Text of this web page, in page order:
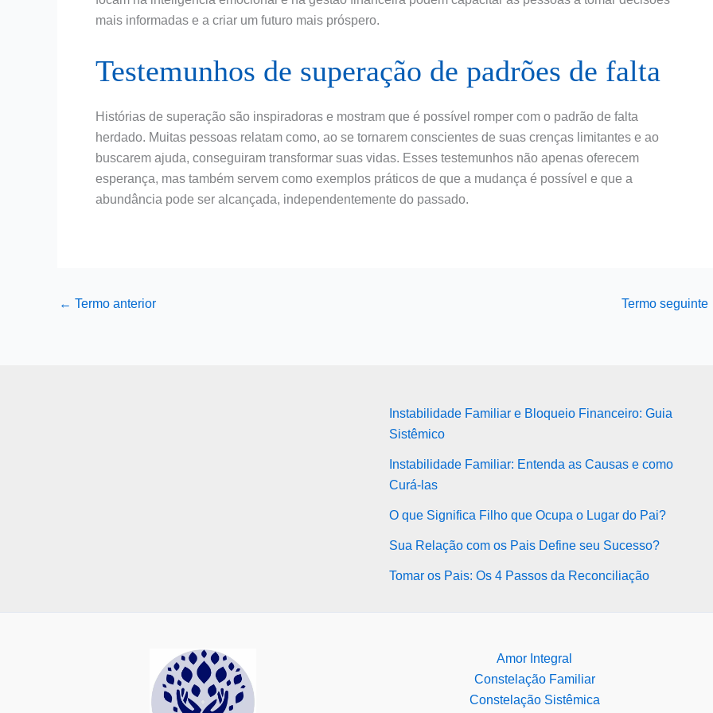
mais informadas e a criar um futuro mais próspero.
Testemunhos de superação de padrões de falta
Histórias de superação são inspiradoras e mostram que é possível romper com o padrão de falta
herdado. Muitas pessoas relatam como, ao se tornarem conscientes de suas crenças limitantes e ao
buscarem ajuda, conseguiram transformar suas vidas. Esses testemunhos não apenas oferecem
esperança, mas também servem como exemplos práticos de que a mudança é possível e que a
abundância pode ser alcançada, independentemente do passado.
← Termo anterior Termo seguinte
Instabilidade Familiar e Bloqueio Financeiro: Guia
Sistêmico
Instabilidade Familiar: Entenda as Causas e como
Curá-las
O que Significa Filho que Ocupa o Lugar do Pai?
Sua Relação com os Pais Define seu Sucesso?
Tomar os Pais: Os 4 Passos da Reconciliação
Amor Integral
Constelação Familiar
Constelação Sistêmica